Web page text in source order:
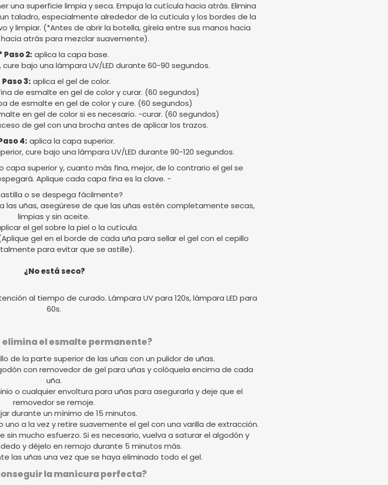
una superficie limpia y seca. Empuja la cutícula hacia atrás. Elimina
taladro, especialmente alrededor de la cutícula y los bordes de la
y limpiar. (*Antes de abrir la botella, gírela entre sus manos hacia
atrás para mezclar suavemente).
Paso 2: aplica la capa base.
bajo una lámpara UV/LED durante 60-90 segundos.
Paso 3: aplica el gel de color.
de esmalte en gel de color y curar. (60 segundos)
de esmalte en gel de color y cure. (60 segundos)
en gel de color si es necesario. -curar. (60 segundos)
de gel con una brocha antes de aplicar los trazos.
4: aplica la capa superior.
cure bajo una lámpara UV/LED durante 90-120 segundos.
superior y, cuanto más fina, mejor, de lo contrario el gel se
Aplique cada capa fina es la clave. -
astilla o se despega fácilmente?
las uñas, asegúrese de que las uñas estén completamente secas,
limpias y sin aceite.
el gel sobre la piel o la cutícula.
gel en el borde de cada uña para sellar el gel con el cepillo
para evitar que se astille).
¿No está seco?
al tiempo de curado. Lámpara UV para 120s, lámpara LED para
60s.
elimina el esmalte permanente?
de la parte superior de las uñas con un pulidor de uñas.
con removedor de gel para uñas y colóquela encima de cada
uña.
o cualquier envoltura para uñas para asegurarla y deje que el
removedor se remoje.
durante un mínimo de 15 minutos.
uno a la vez y retire suavemente el gel con una varilla de extracción.
mucho esfuerzo. Si es necesario, vuelva a saturar el algodón y
y déjelo en remojo durante 5 minutos más.
las uñas una vez que se haya eliminado todo el gel.
la manicura perfecta?